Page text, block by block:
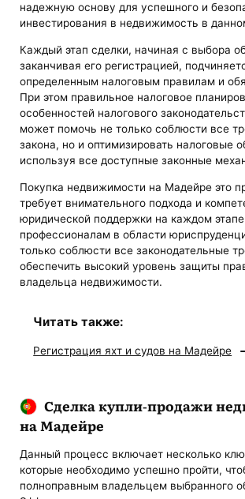
надежную основу для успешного и
инвестирования в недвижимость в
Каждый этап сделки, начиная с выбора
заканчивая его регистрацией,
определенным налоговым правилам и
При этом правильное налоговое
особенностей налогового
может помочь не только соблюсти все
закона, но и оптимизировать налоговые
используя все доступные законные
Покупка недвижимости на Мадейре это
требует внимательного подхода и
юридической поддержки на каждом
профессионалам в области
только соблюсти все законодательные
обеспечить высокий уровень защиты
владельца недвижимости.
Читать также:
Регистрация яхт и судов на Мадейре
Сделка купли-продажи
на Мадейре
Данный процесс включает несколько
которые необходимо успешно пройти,
полноправным владельцем выбранного